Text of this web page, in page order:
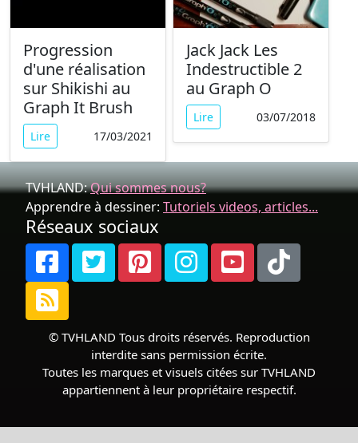
Progression
d'une réalisation
sur Shikishi au
Graph It Brush
Lire 17/03/2021
Jack Jack Les
Indestructible 2
au Graph O
Lire 03/07/2018
TVHLAND:Qui sommes nous?
Apprendre à dessiner: Tutoriels videos, articles...
Réseaux sociaux
© TVHLAND Tous droits réservés. Reproduction
interdite sans permission écrite.
Toutes les marques et visuels citées sur TVHLAND
appartiennent à leur propriétaire respectif.